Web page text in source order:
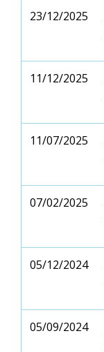
23/12/2025
11/12/2025
11/07/2025
07/02/2025
05/12/2024
05/09/2024